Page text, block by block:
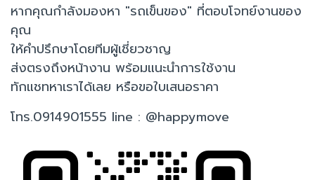
หากคุณกำลังมองหา "รถเข็นของ" ที่ตอบโจทย์งานของ
คุณ
ให้คำปรึกษาโดยทีมผู้เชี่ยวชาญ
ส่งตรงถึงหน้างาน พร้อมแนะนำการใช้งาน
ทักแชทหาเราได้เลย หรือขอใบเสนอราคา
โทร.0914901555 line : @happymove